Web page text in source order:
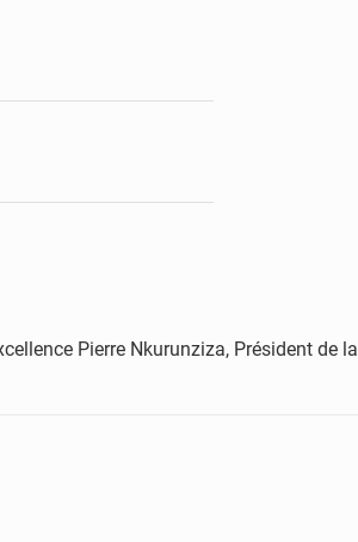
Pierre Nkurunziza, Président de la